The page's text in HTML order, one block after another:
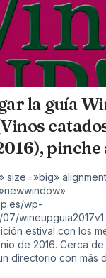
la guía
pinche
size=»big»
wp-
estival con los
de 2016. Cerca
directorio con más